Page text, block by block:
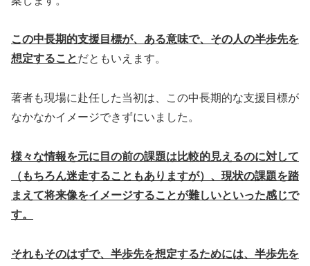
この中長期的支援目標が、ある意味で、その人の半歩先を
想定することだともいえます。
著者も現場に赴任した当初は、この中長期的な支援目標が
なかなかイメージできずにいました。
様々な情報を元に目の前の課題は比較的見えるのに対して
（もちろん迷走することもありますが）、現状の課題を踏
まえて将来像をイメージすることが難しいといった感じで
す。
それもそのはずで、半歩先を想定するためには、半歩先を